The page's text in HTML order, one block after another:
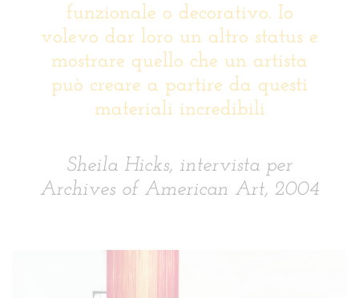
funzionale o decorativo. Io
volevo dar loro un altro status e
mostrare quello che un artista
può creare a partire da questi
materiali incredibili
Sheila Hicks, intervista per
Archives of American Art, 2004